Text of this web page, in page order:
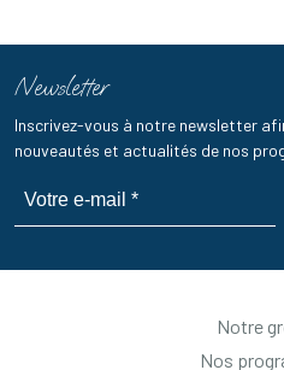
Newsletter
Inscrivez-vous à notre newsletter
nouveautés et actualités de nos
Notre
Nos